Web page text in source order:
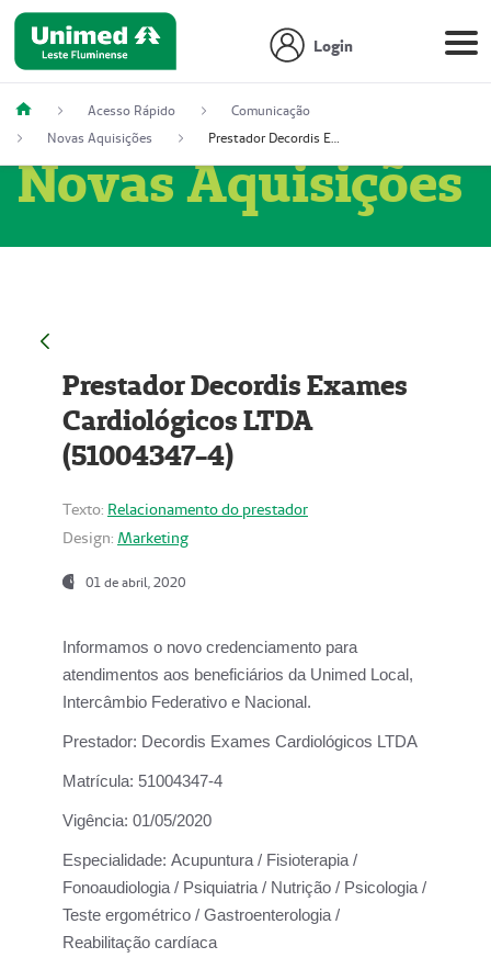
Login
Acesso Rápido
Comunicação
Novas Aquisições
Prestador Decordis Exames Cardiológicos LTDA (51004347-4)
Novas Aquisições
Prestador Decordis Exames
Cardiológicos LTDA
(51004347-4)
Texto: Relacionamento do prestador
Design: Marketing
01 de abril, 2020
Informamos o novo credenciamento para
atendimentos aos beneficiários da Unimed Local,
Intercâmbio Federativo e Nacional.
Prestador: Decordis Exames Cardiológicos LTDA
Matrícula: 51004347-4
Vigência: 01/05/2020
Especialidade: Acupuntura / Fisioterapia /
Fonoaudiologia / Psiquiatria / Nutrição / Psicologia /
Teste ergométrico / Gastroenterologia /
Reabilitação cardíaca